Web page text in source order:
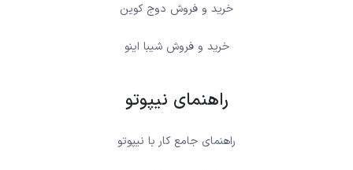
خرید و فروش دوج کوین
خرید و فروش شیبا اینو
راهنمای نیپوتو
راهنمای جامع کار با نیپوتو